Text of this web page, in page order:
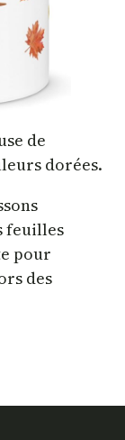
de
dorées.
feuilles
pour
des